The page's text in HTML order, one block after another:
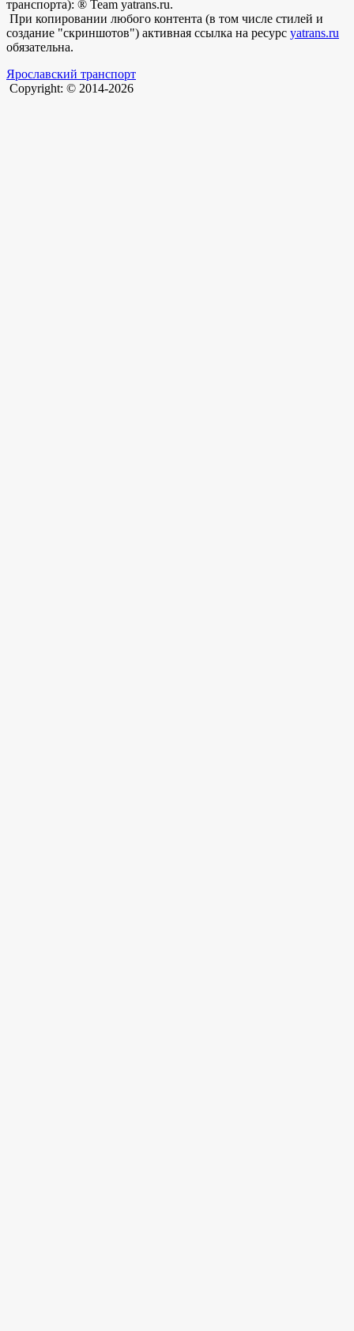
транспорта): ® Team yatrans.ru.
При копировании любого контента (в том числе стилей и
создание "скриншотов") активная ссылка на ресурс yatrans.ru
обязательна.
Ярославский транспорт
Copyright: © 2014-2026